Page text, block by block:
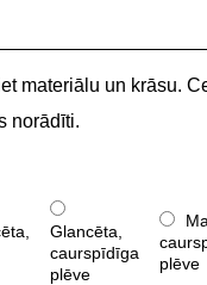
materiālu un krāsu.
norādīti.
Glancēta,
caurspīdīga
plēve
plēve